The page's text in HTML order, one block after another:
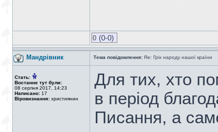
0 (0-0)
Мандрiвник Тема повідомлення: Re: Гріх народу нашої країни
Стать:
Востаннє тут були:
08 серпня 2017, 14:23
Написано: 17
Віровизнання: християнин
Для тих, хто
в період
Писання, а